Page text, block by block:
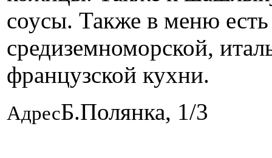
соусы. Также в меню
средиземноморской,
французской кухни.
АдресБ.Полянка, 1/3